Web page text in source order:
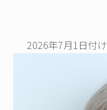
2026年7月1日付